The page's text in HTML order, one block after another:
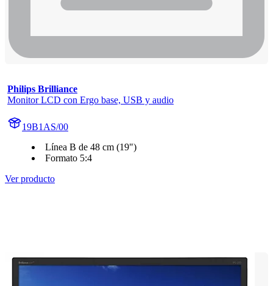
Philips Brilliance
Monitor LCD con Ergo base, USB y audio
19B1AS/00
Línea B de 48 cm (19")
Formato 5:4
Ver producto